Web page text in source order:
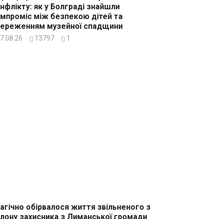
як у Болграді знайшли
між безпекою дітей та
музейної спадщини
13797 1
обірвалося життя звільненого з
захисника з Лиманської громади